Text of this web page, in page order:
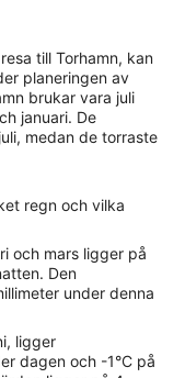
till Torhamn, kan
planeringen av
brukar vara juli
januari. De
medan de torraste
regn och vilka
och mars ligger på
Den
under denna
ligger
dagen och -1°C på